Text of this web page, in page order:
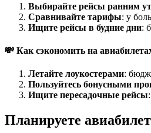
Выбирайте рейсы ранним
Сравнивайте тарифы: у
Ищите рейсы в будние дни:
💸 Как сэкономить на
Летайте лоукостерами:
Пользуйтесь бонусными
Ищите пересадочные рейсы
Планируете